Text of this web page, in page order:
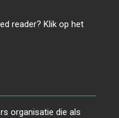
reader? Klik op het
organisatie die als